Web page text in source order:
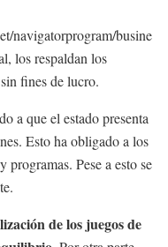
navigatorprogram/busine
los respaldan los
fines de lucro.
a que el estado presenta
Esto ha obligado a los
programas. Pese a esto se
de los juegos de